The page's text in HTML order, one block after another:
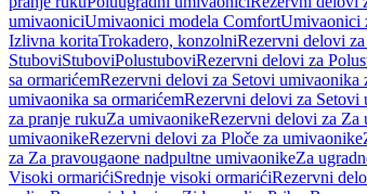
umivaoniciUmivaonici modela ComfortUmivaonici
Izlivna koritaTrokadero, konzolniRezervni delovi
StuboviStuboviPolustuboviRezervni delovi za
sa ormarićemRezervni delovi za Setovi umivaonika
umivaonika sa ormarićemRezervni delovi za Setovi
za pranje rukuZa umivaonikeRezervni delovi za Za
umivaonikeRezervni delovi za Ploče za umivaonike
za Za pravougaone nadpultne umivaonikeZa
Visoki ormarićiSrednje visoki ormarićiRezervni